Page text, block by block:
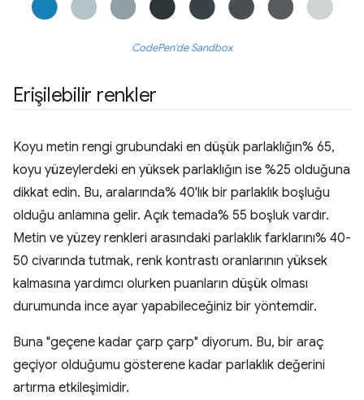
CodePen'de Sandbox
Erişilebilir renkler
Koyu metin rengi grubundaki en düşük parlaklığın% 65,
koyu yüzeylerdeki en yüksek parlaklığın ise %25 olduğuna
dikkat edin. Bu, aralarında% 40'lık bir parlaklık boşluğu
olduğu anlamına gelir. Açık temada% 55 boşluk vardır.
Metin ve yüzey renkleri arasındaki parlaklık farklarını% 40-
50 civarında tutmak, renk kontrastı oranlarının yüksek
kalmasına yardımcı olurken puanların düşük olması
durumunda ince ayar yapabileceğiniz bir yöntemdir.
Buna "geçene kadar çarp çarp" diyorum. Bu, bir araç
geçiyor olduğumu gösterene kadar parlaklık değerini
artırma etkileşimidir.